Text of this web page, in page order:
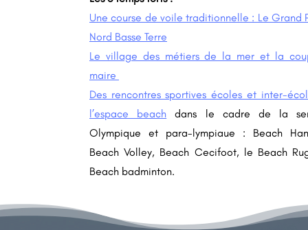
Accueil
Compétition
Beach
Une course de voile traditionnelle : Le Grand
Nord Basse Terre
Le village des métiers de la mer et la
maire
Des rencontres sportives écoles et inter-
l’espace beach dans le cadre de la
Olympique et para-lympiaue : Beach
Beach Volley, Beach Cecifoot, le Beach
Beach badminton.